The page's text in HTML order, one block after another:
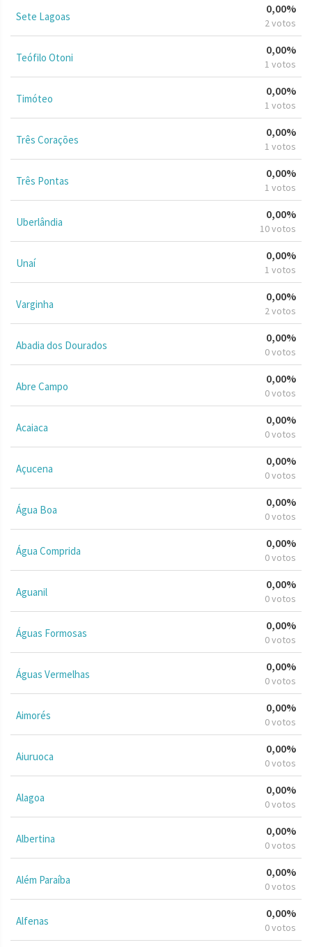
Sete Lagoas
0,00%
2 votos
Teófilo Otoni
0,00%
1 votos
Timóteo
0,00%
1 votos
Três Corações
0,00%
1 votos
Três Pontas
0,00%
1 votos
Uberlândia
0,00%
10 votos
Unaí
0,00%
1 votos
Varginha
0,00%
2 votos
Abadia dos Dourados
0,00%
0 votos
Abre Campo
0,00%
0 votos
Acaiaca
0,00%
0 votos
Açucena
0,00%
0 votos
Água Boa
0,00%
0 votos
Água Comprida
0,00%
0 votos
Aguanil
0,00%
0 votos
Águas Formosas
0,00%
0 votos
Águas Vermelhas
0,00%
0 votos
Aimorés
0,00%
0 votos
Aiuruoca
0,00%
0 votos
Alagoa
0,00%
0 votos
Albertina
0,00%
0 votos
Além Paraíba
0,00%
0 votos
Alfenas
0,00%
0 votos